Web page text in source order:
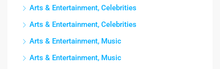
Arts & Entertainment, Celebrities
Arts & Entertainment, Celebrities
Arts & Entertainment, Music
Arts & Entertainment, Music